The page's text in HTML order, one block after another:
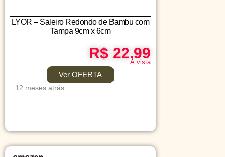
LYOR – Saleiro Redondo de Bambu com
Tampa 9cm x 6cm
R$ 22.99
Á vista
Ver OFERTA
12 meses atrás